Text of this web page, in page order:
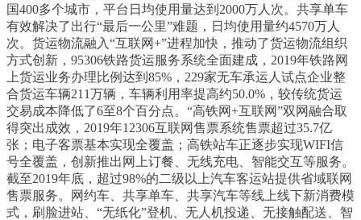
国400多个城市，平台日均使用量达到2000万人次。共享单车
有效解决了出行“最后一公里”难题，日均使用量约4570万人
次。货运物流融入“互联网+”进程加快，推动了货运物流组织
方式创新，95306铁路货运服务系统全面建成，2019年铁路网
上货运业务办理比例达到85%，229家无车承运人试点企业整
合货运车辆211万辆，车辆利用率提高约50.0%，较传统货运
交易成本降低了6至8个百分点。“高铁网+互联网”双网融合取
得突出成效，2019年12306互联网售票系统售票超过35.7亿
张；电子客票基本实现全覆盖；高铁站车正逐步实现WIFI信
号全覆盖，创新推出网上订餐、无线充电、智能交互等服务。
截至2019年底，超过98%的二级以上汽车客运站提供省域联网
售票服务。网约车、共享单车、共享汽车等线上线下新消费模
式，刷脸进站、“无纸化”登机、无人机投递、无接触配送、智